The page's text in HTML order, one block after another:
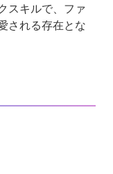
スキルで、ファ
される存在とな